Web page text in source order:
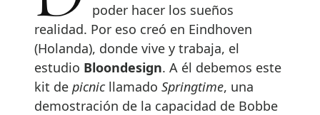
poder hacer los sueños
realidad. Por eso creó en Eindhoven
(Holanda), donde vive y trabaja, el
estudio Bloondesign. A él debemos este
kit de picnicllamado Springtime, una
demostración de la capacidad de Bobbe